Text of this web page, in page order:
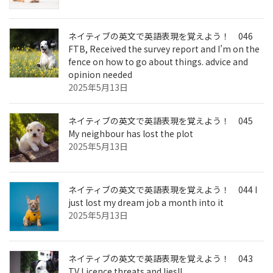
ネイティブの英文で英語表現を覚えよう！ 046
FTB, Received the survey report and I’m on the
fence on how to go about things. advice and
opinion needed
2025年5月13日
ネイティブの英文で英語表現を覚えよう！ 045
My neighbour has lost the plot
2025年5月13日
ネイティブの英文で英語表現を覚えよう！ 044 I
just lost my dream job a month into it
2025年5月13日
ネイティブの英文で英語表現を覚えよう！ 043